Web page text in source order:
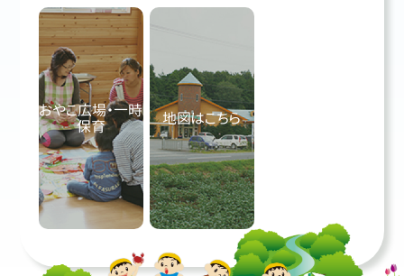
おやこ広場・一時
保育
地図はこちら